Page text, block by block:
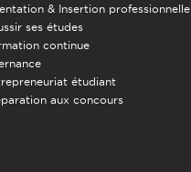
& Insertion professionnelle
ses études
continue
étudiant
aux concours